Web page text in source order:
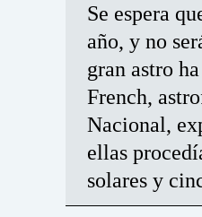
Se espera
año, y no
gran astro
French,
Nacional,
ellas
solares y